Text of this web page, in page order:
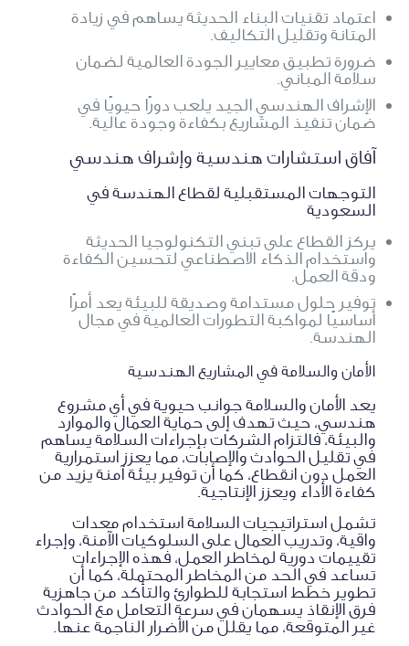
اعتماد تقنيات البناء الحديثة يساهم في زيادة
المتانة وتقليل التكاليف.
ضرورة تطبيق معايير الجودة العالمية لضمان
سلامة المباني.
الإشراف الهندسي الجيد يلعب دورًا حيويًا في
ضمان تنفيذ المشاريع بكفاءة وجودة عالية.
آفاق استشارات هندسية وإشراف هندسي
التوجهات المستقبلية لقطاع الهندسة في
السعودية
يركز القطاع على تبني التكنولوجيا الحديثة
واستخدام الذكاء الاصطناعي لتحسين الكفاءة
ودقة العمل.
توفير حلول مستدامة وصديقة للبيئة يعد أمرًا
أساسيًا لمواكبة التطورات العالمية في مجال
الهندسة.
الأمان والسلامة في المشاريع الهندسية
يعد الأمان والسلامة جوانب حيوية في أي مشروع
هندسي، حيث تهدف إلى حماية العمال والموارد
والبيئة، فالتزام الشركات بإجراءات السلامة يساهم
في تقليل الحوادث والإصابات، مما يعزز استمرارية
العمل دون انقطاع، كما أن توفير بيئة آمنة يزيد من
كفاءة الأداء ويعزز الإنتاجية.
تشمل استراتيجيات السلامة استخدام معدات
واقية، وتدريب العمال على السلوكيات الآمنة، وإجراء
تقييمات دورية لمخاطر العمل، فهذه الإجراءات
تساعد في الحد من المخاطر المحتملة، كما أن
تطوير خطط استجابة للطوارئ والتأكد من جاهزية
فرق الإنقاذ يسهمان في سرعة التعامل مع الحوادث
غير المتوقعة، مما يقلل من الأضرار الناجمة عنها.